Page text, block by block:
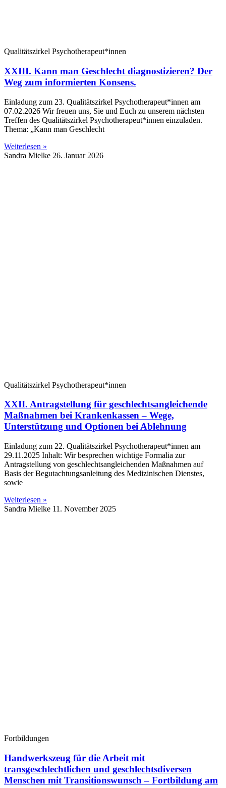
Qualitätszirkel Psychotherapeut*innen
XXIII. Kann man Geschlecht diagnostizieren? Der
Weg zum informierten Konsens.
Einladung zum 23. Qualitätszirkel Psychotherapeut*innen am
07.02.2026 Wir freuen uns, Sie und Euch zu unserem nächsten
Treffen des Qualitätszirkel Psychotherapeut*innen einzuladen.
Thema: „Kann man Geschlecht
Weiterlesen »
Sandra Mielke 26. Januar 2026
Qualitätszirkel Psychotherapeut*innen
XXII. Antragstellung für geschlechtsangleichende
Maßnahmen bei Krankenkassen – Wege,
Unterstützung und Optionen bei Ablehnung
Einladung zum 22. Qualitätszirkel Psychotherapeut*innen am
29.11.2025 Inhalt: Wir besprechen wichtige Formalia zur
Antragstellung von geschlechtsangleichenden Maßnahmen auf
Basis der Begutachtungsanleitung des Medizinischen Dienstes,
sowie
Weiterlesen »
Sandra Mielke 11. November 2025
Fortbildungen
Handwerkszeug für die Arbeit mit
transgeschlechtlichen und geschlechtsdiversen
Menschen mit Transitionswunsch – Fortbildung am